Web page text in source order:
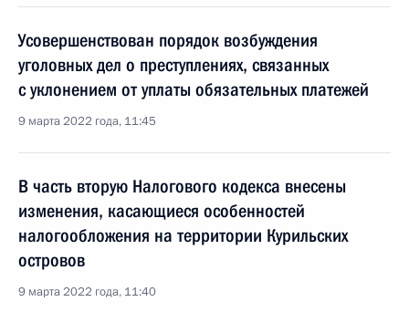
Усовершенствован порядок возбуждения
уголовных дел о преступлениях, связанных
с уклонением от уплаты обязательных платежей
9 марта 2022 года, 11:45
В часть вторую Налогового кодекса внесены
изменения, касающиеся особенностей
налогообложения на территории Курильских
островов
9 марта 2022 года, 11:40